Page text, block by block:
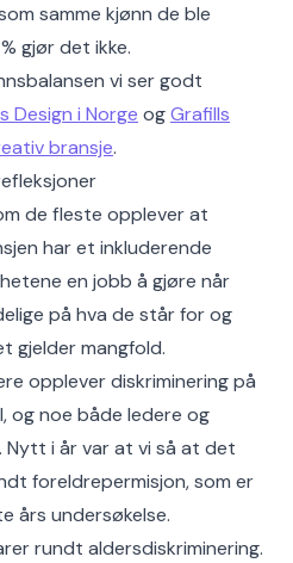
samme kjønn de ble
gjør det ikke.
vi ser godt
Design i Norge ogGrafills
bransje.
de fleste opplever at
har et inkluderende
en jobb å gjøre når
på hva de står for og
gjelder mangfold.
opplever diskriminering på
noe både ledere og
Nytt i år var at vi så at det
foreldrepermisjon, som er
års undersøkelse.
rundt aldersdiskriminering.